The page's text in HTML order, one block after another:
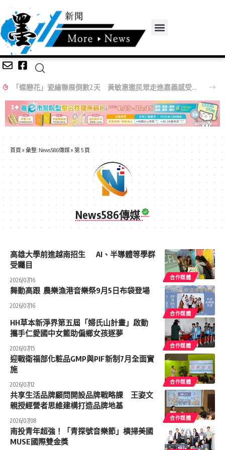
「蝶戀花」瓷繪聯展倒數2天 黃敏惠邀民眾走進嘉義感受生活美學
首頁 » 彙整: News586傳媒» 第 5 頁
News586傳媒
合作媒體
高雄大學前進越南招生 AI、半導體等學群
受矚目
2026/07/16
合作媒體
舞動高跟 農樂漁港音樂祭9月5日布袋登場
2026/07/16
合作媒體
HH草本新淨界第五屆「婦氏山計畫」啟動
攜手仁愛國中女籃助偏鄉女孩逐夢
2026/07/15
合作媒體
迎戰衛福部化粧品GMP與PIF新制7月全面實
施
2026/07/12
合作媒體
共享生活品牌顧問開設品牌戰略課 王姿文
親授經營者思維建構打造品牌地基
2026/07/08
南投青年超強！「青探號音樂節」橫掃美國
MUSE國際雙金獎